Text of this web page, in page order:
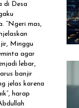
di Desa
“Ngeri mas,
Minggu
agar
lebar,
banjir
jelas karena
harap